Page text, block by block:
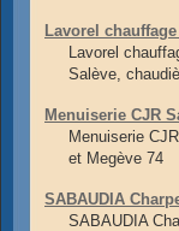
Lavorel
Lavorel
Salève,
Menuiserie CJR
Menuiserie
et Megève 74
SABAUDIA
SABAUDIA